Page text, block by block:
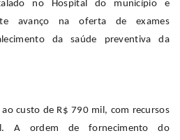
no Hospital do município e
avanço na oferta de exames
da saúde preventiva da
custo de R$ 790 mil, com recursos
A ordem de fornecimento do